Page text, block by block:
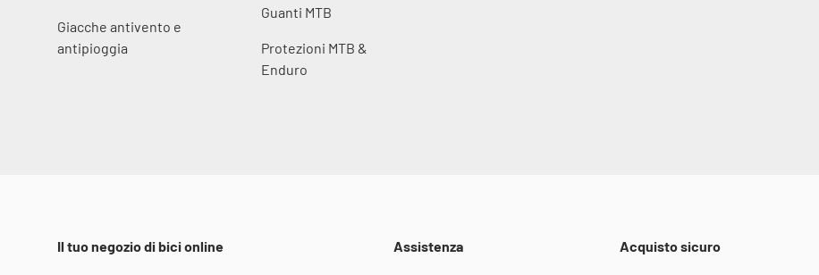
Giacche antivento e
antipioggia
Guanti MTB
Protezioni MTB &
Enduro
Il tuo negozio di bici online Assistenza Acquisto sicuro